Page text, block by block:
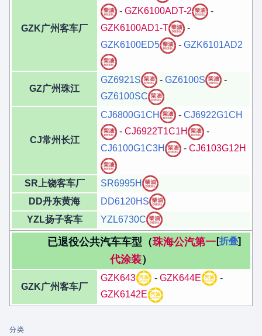
GZK广州客车厂
- GZK6100ADT-2
-
GZK6100AD1-T
-
GZK6100ED5
- GZK6101AD2
GZ广州珠江
GZ6921S - GZ6100S
-
GZ6100SC
CJ常州长江
CJ6800G1CH - CJ6922G1CH
- CJ6922T1C1H
-
CJ6100G1C3H
- CJ6103G12H
SR上饶客车厂
SR6995H
DD丹东黄海
DD6120HS
YZL扬子客车
YZL6730C
折叠
已退役公共汽车车型（珠海公汽第一
代涂装）
GZK广州客车厂
GZK643 - GZK644E
-
GZK6142E
分类